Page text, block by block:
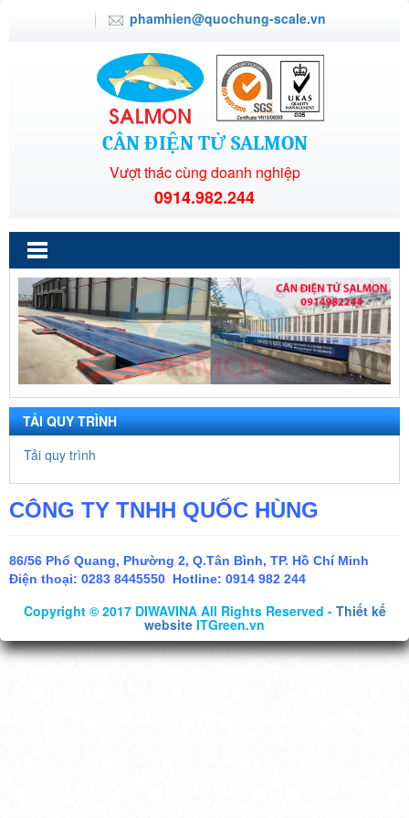
phamhien@quochung-scale.vn
CÂN ĐIỆN TỬ SALMON
Vượt thác cùng doanh nghiệp
0914.982.244
TẢI QUY TRÌNH
Tải quy trình
CÔNG TY TNHH QUỐC HÙNG
86/56 Phổ Quang, Phường 2, Q.Tân Bình, TP. Hồ Chí Minh
Điện thoại: 0283 8445550 Hotline: 0914 982 244
Copyright © 2017 DIWAVINA All Rights Reserved - Thiết kế
website ITGreen.vn